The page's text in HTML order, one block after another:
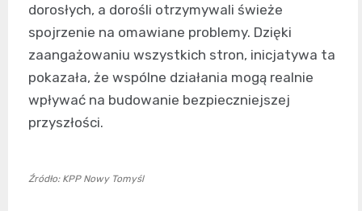
dorosłych, a dorośli otrzymywali świeże
spojrzenie na omawiane problemy. Dzięki
zaangażowaniu wszystkich stron, inicjatywa ta
pokazała, że wspólne działania mogą realnie
wpływać na budowanie bezpieczniejszej
przyszłości.
Źródło: KPP Nowy Tomyśl